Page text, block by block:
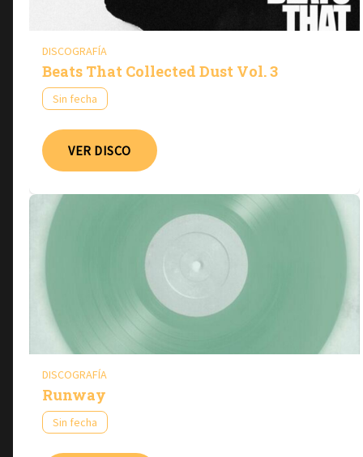
DISCOGRAFÍA
Beats That Collected Dust Vol. 3
Sin fecha
VER DISCO
DISCOGRAFÍA
Runway
Sin fecha